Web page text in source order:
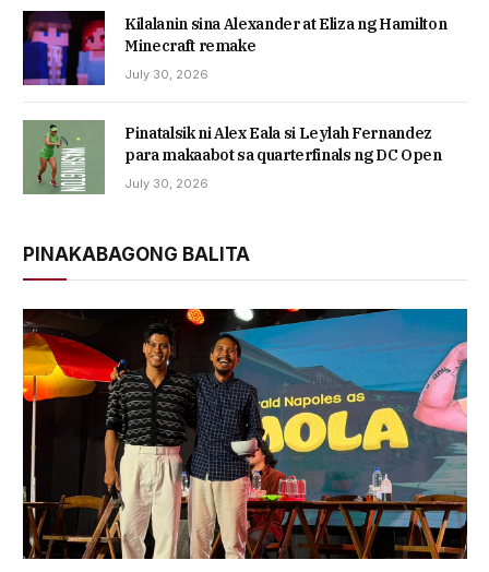
Kilalanin sina Alexander at Eliza ng Hamilton
Minecraft remake
July 30, 2026
Pinatalsik ni Alex Eala si Leylah Fernandez
para makaabot sa quarterfinals ng DC Open
July 30, 2026
PINAKABAGONG BALITA